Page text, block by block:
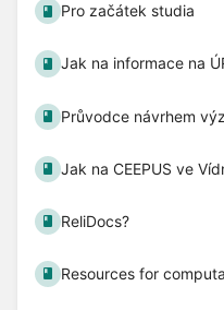
Pro začátek studia
Jak na informace na
Průvodce návrhem
Jak na CEEPUS ve
ReliDocs?
Resources for